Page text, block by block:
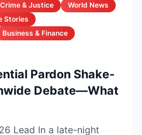
Crime & Justice
World News
Stories
Business & Finance
Pardon Shake-
Debate—What